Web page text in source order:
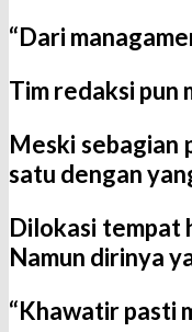
“Dari
Tim redaksi pun
Meski sebagian
satu dengan
Dilokasi tempat
Namun dirinya
“Khawatir pasti